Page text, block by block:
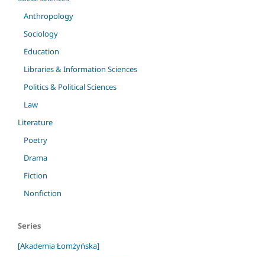
Anthropology
Sociology
Education
Libraries & Information Sciences
Politics & Political Sciences
Law
Literature
Poetry
Drama
Fiction
Nonfiction
Series
[Akademia Łomżyńska]